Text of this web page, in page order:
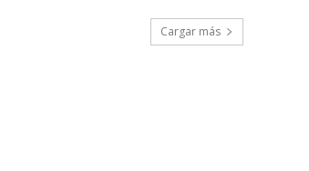
Cargar más